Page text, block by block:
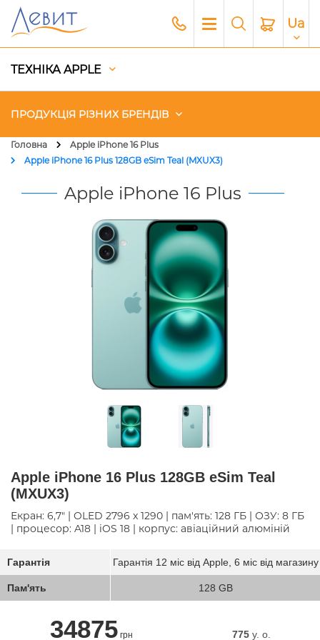
Ua
ТЕХНІКА APPLE
ПРОДУКЦІЯ РІЗНИХ БРЕНДІВ
Чохли
Акустика
Генератори і Зарядні станції
Платний сервіс Apple
Головна
Apple iPhone 16 Plus
Apple iPhone 16 Plus 128GB eSim Teal (MXUX3)
Apple iPhone 16 Plus
Apple iPhone 16 Plus 128GB eSim Teal
(MXUX3)
Екран: 6,7" | OLED 2796 x 1290 | пам'ять: 128 ГБ | ОЗУ: 8 ГБ
| процесор: A18 | iOS 18 | корпус: авіаційний алюміній
Гарантія Гарантія 12 міс від Apple, 6 міс від магазину
Пам'ять 128 GB
34875грн 775y. о.